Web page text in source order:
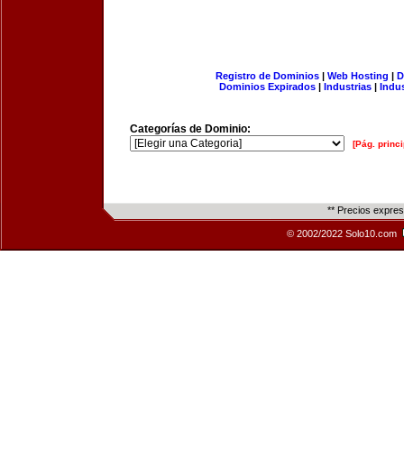
Registro de Dominios| Web Hosting |
Dominios Expirados | Industrias |
Categorías de Dominio:
[Pág.
** Precios
© 2002/2022 Solo10.com